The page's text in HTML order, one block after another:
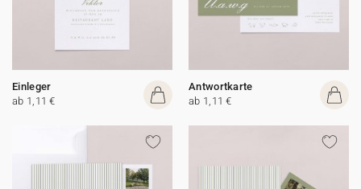
Einleger
ab 1,11 €
Antwortkarte
ab 1,11 €